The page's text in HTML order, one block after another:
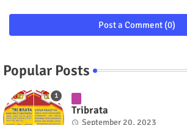
Post a Comment (0)
Popular Posts
Tribrata
September 20, 2023